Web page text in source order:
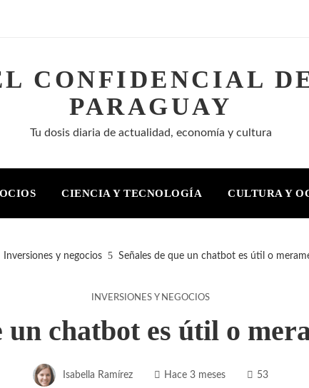
CONFIDENCIAL
PARAGUAY
Tu dosis diaria de actualidad, economía y cultura
CIENCIA Y TECNOLOGÍA CULTURA Y
Inversiones y negocios Señales de que un chatbot es útil o
INVERSIONES Y NEGOCIOS
un chatbot es útil o
Isabella Ramírez Hace 3 meses 53